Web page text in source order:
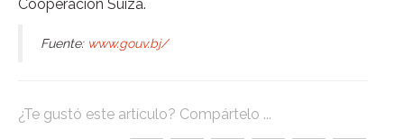
Cooperación Suiza.
Fuente: www.gouv.bj/
¿Te gustó este artículo? Compártelo ...